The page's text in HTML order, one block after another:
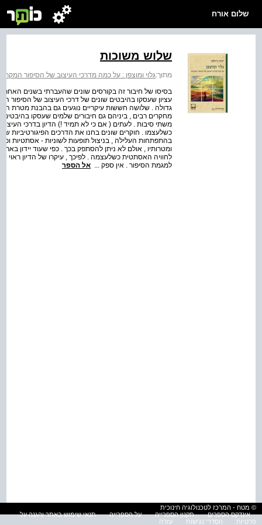
שלום אורח
שלוש משוכות
מתוך:גלוי ומוצפן : על כמה מדרכי העיצוב של הסיפור
בסיסו של חיבור זה בקורסים שונים שהעברתי בשנים
עציון שעסקו בהיבטים שונים של דרכי העיצוב של
גדולה . שלושה חששות עיקריים נוגעים גם בהבנת מטרת
מחקרים רבים , ביניהם גם חיבורים שלמים שעסקו
משתי סיבות . לעתים ( אם כי לא תמיד !) הדיון בדרכי
כשלעצמו . חוקרים שונים בחנו את הדרכים הפיגורטיביות
בהתפתחות העלילה , בניצול תופעות לשוניות - אסתטיות
ומטרותיו , אולם לא ניתן להסתפק בכך . כפי שעוד יידון
לחוויה האסתטית כשלעצמה . לפיכך , עיקרו של הדיון ראוי
למגמת הסיפור . אין ספק ... אל הספר
© מטח - המרכז לטכנולוגיה חינוכית
אינדקס הספרים
תקנון הספרייה על הספרייה
תנאי שימוש באתר והגנה על
פרטיות
הסדרי נגישות עזרה